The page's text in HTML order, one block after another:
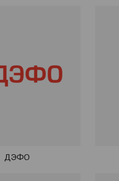
ДЭФО